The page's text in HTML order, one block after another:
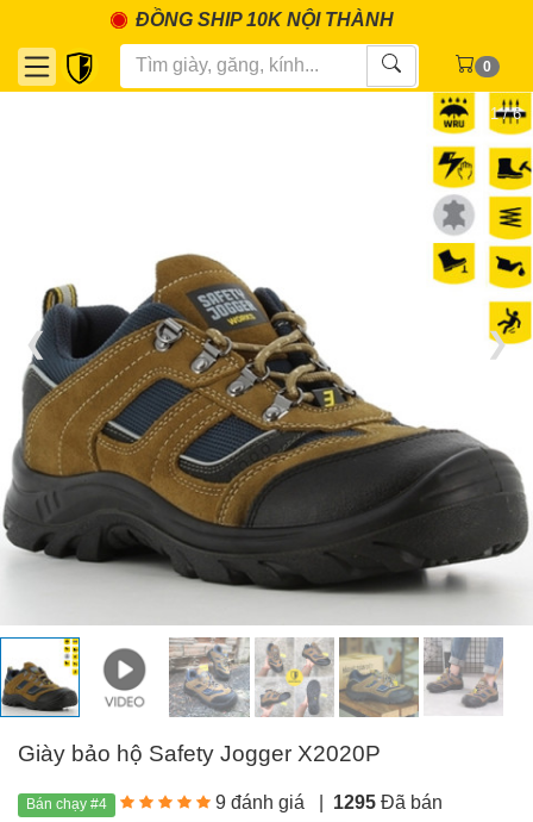
ĐỒNG SHIP 10K NỘI THÀNH
0
1 / 6
❮ ❯
Giày bảo hộ Safety Jogger X2020P
Bán chạy #4 9 đánh giá 1295 Đã bán